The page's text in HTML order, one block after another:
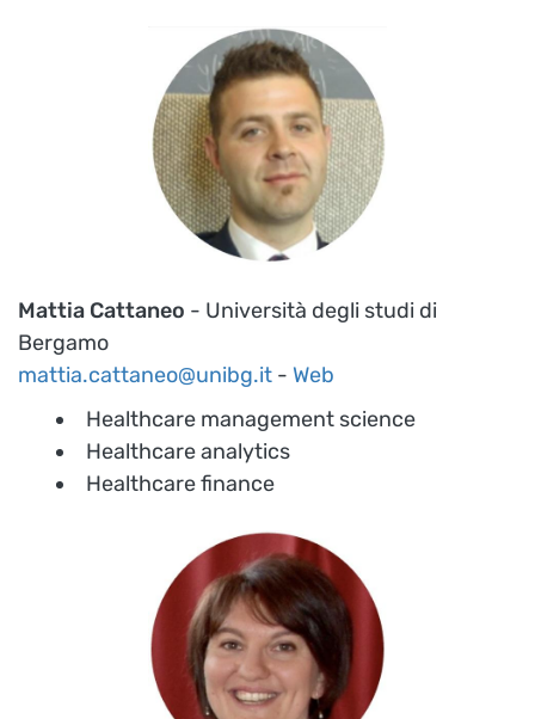
Mattia Cattaneo - Università degli studi di
Bergamo
mattia.cattaneo@unibg.it - Web
Healthcare management science
Healthcare analytics
Healthcare finance